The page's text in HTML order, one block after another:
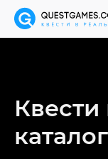
Квести
каталог